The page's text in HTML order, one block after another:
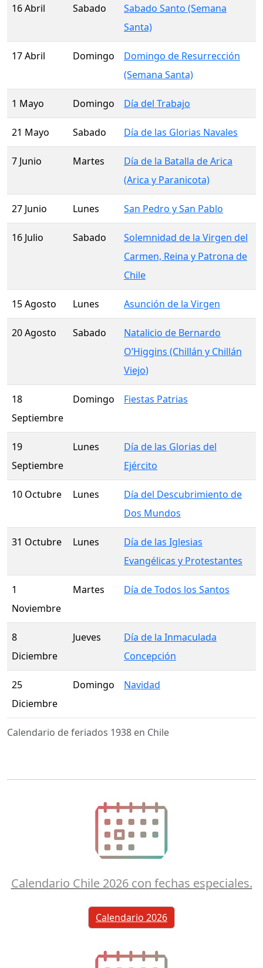
Calendario de feriados 1938 en Chile
16 Abril Sabado
Sabado Santo (Semana
Santa)
17 Abril Domingo
Domingo de Resurrección
(Semana Santa)
1 Mayo Domingo Día del Trabajo
21 Mayo Sabado Día de las Glorias Navales
7 Junio Martes
Día de la Batalla de Arica
(Arica y Paranicota)
27 Junio Lunes San Pedro y San Pablo
16 Julio Sabado
Solemnidad de la Virgen del
Carmen, Reina y Patrona de
Chile
15 Agosto Lunes Asunción de la Virgen
20 Agosto Sabado
Natalicio de Bernardo
O’Higgins (Chillán y Chillán
Viejo)
18
Septiembre
Domingo Fiestas Patrias
19
Septiembre
Lunes
Día de las Glorias del
Ejército
10 Octubre Lunes
Día del Descubrimiento de
Dos Mundos
31 Octubre Lunes
Día de las Iglesias
Evangélicas y Protestantes
1
Noviembre
Martes Día de Todos los Santos
8
Diciembre
Jueves
Día de la Inmaculada
Concepción
25
Diciembre
Domingo Navidad
Calendario Chile 2026 con fechas especiales.
Calendario 2026